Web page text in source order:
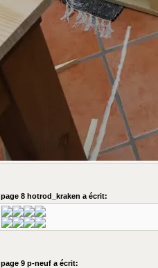
page 8 hotrod_kraken a écrit:
page 9 p-neuf a écrit: